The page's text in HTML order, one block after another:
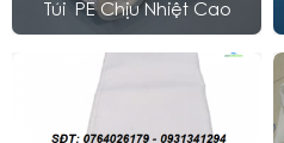
Túi PE Chịu Nhiệt Cao